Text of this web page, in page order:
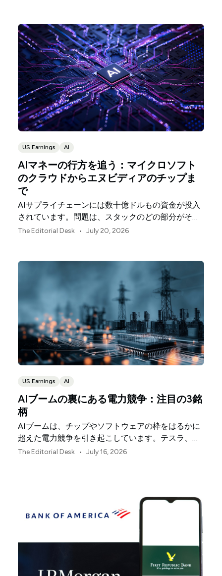
US Earnings AI
AIマネーの行方を追う：マイクロソフト
のクラウドからエヌビディアのチップま
で
AIサプライチェーンには数十億ドルもの資金が投入
されています。問題は、スタックのどの部分がその
投資を収益に変えているかということです。
The Editorial Desk • July 20, 2026
US Earnings AI
AIブームの裏にある電力競争：注目の3銘
柄
AIブームは、チップやソフトウェアの枠をはるかに
超えた電力競争を引き起こしています。テスラ、ネ
クステラ・エナジー、エクソンモービルの3社は、
The Editorial Desk • July 16, 2026